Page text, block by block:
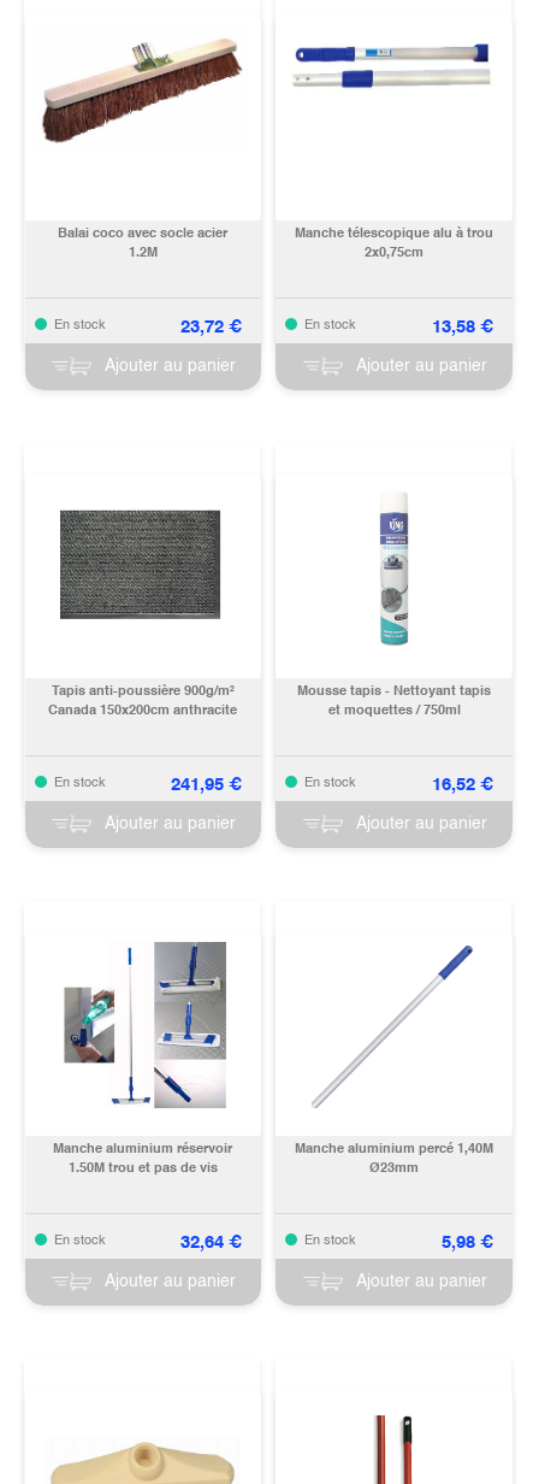
Balai coco avec socle acier
1.2M
En stock 23,72€
Ajouter au panier
Manche télescopique alu à trou
2x0,75cm
En stock 13,58€
Ajouter au panier
Tapis anti-poussière 900g/m²
Canada 150x200cm anthracite
En stock 241,95€
Ajouter au panier
Mousse tapis - Nettoyant tapis
et moquettes / 750ml
En stock 16,52€
Ajouter au panier
Manche aluminium réservoir
1.50M trou et pas de vis
En stock 32,64€
Ajouter au panier
Manche aluminium percé 1,40M
Ø23mm
En stock 5,98€
Ajouter au panier